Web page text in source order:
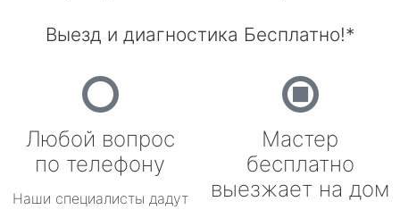
Выезд и диагностика Бесплатно!*
Любой вопрос
по телефону
Наши специалисты дадут
Мастер
бесплатно
выезжает на дом